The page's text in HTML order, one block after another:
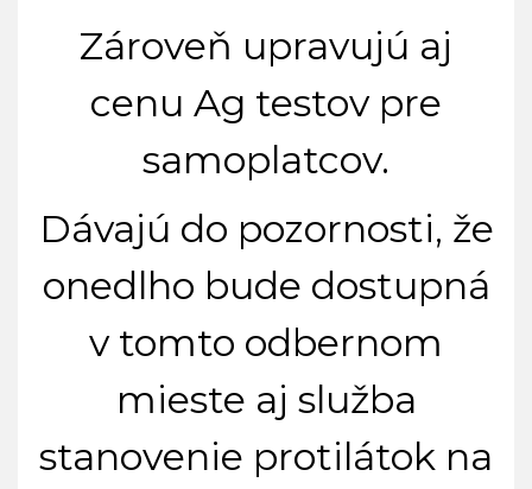
Zároveň upravujú aj
cenu Ag testov pre
samoplatcov.
Dávajú do pozornosti, že
onedlho bude dostupná
v tomto odbernom
mieste aj služba
stanovenie protilátok na